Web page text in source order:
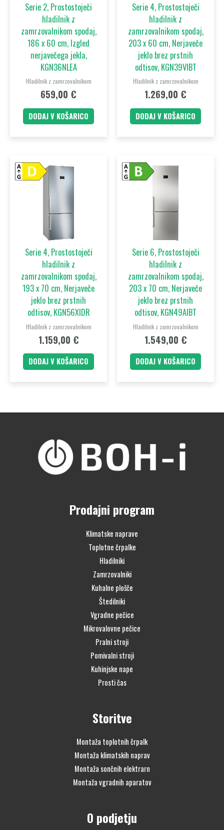
Serie 2, Prostostoječi
hladilnik z
zamrzovalnikom spodaj,
186 x 60 cm, Izgled
nerjavečega jekla,
KGN36NLEA
Hladilnik z zamrzovalnikom
659,00 €
DODAJ V KOŠARICO
Serie 4, Prostostoječi
hladilnik z
zamrzovalnikom spodaj,
203 x 60 cm, Nerjaveče
jeklo brez prstnih
odtisov, KGN39VIBT
Hladilnik z zamrzovalnikom
1.269,00 €
DODAJ V KOŠARICO
Serie 4, Prostostoječi
hladilnik z
zamrzovalnikom spodaj,
193 x 70 cm, Nerjaveče
jeklo brez prstnih
odtisov, KGN56XIDR
Hladilnik z zamrzovalnikom
1.159,00 €
DODAJ V KOŠARICO
Serie 6, Prostostoječi
hladilnik z
zamrzovalnikom spodaj,
203 x 70 cm, Nerjaveče
jeklo brez prstnih
odtisov, KGN49AIBT
Hladilnik z zamrzovalnikom
1.549,00 €
DODAJ V KOŠARICO
Prodajni program
Klimatske naprave
Toplotne črpalke
Hladilniki
Zamrzovalniki
Kuhalne plošče
Štedilniki
Vgradne pečice
Mikrovalovne pečice
Pralni stroji
Pomivalni stroji
Kuhinjske nape
Prosti čas
Storitve
Montaža toplotnih črpalk
Montaža klimatskih naprav
Montaža sončnih elektrarn
Montaža vgradnih aparatov
O podjetju